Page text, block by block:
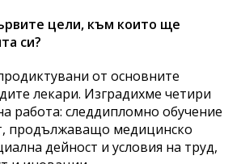
цели, към които ще
си?
от основните
лекари. Изградихме четири
работа: следдипломно обучение
продължаващо медицинско
дейност и условия на труд,